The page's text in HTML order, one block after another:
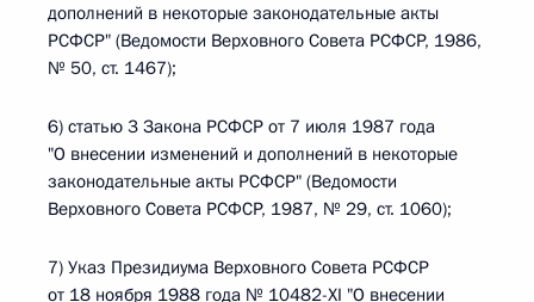
дополнений в некоторые законодательные акты
РСФСР" (Ведомости Верховного Совета РСФСР, 1986,
№ 50, ст. 1467);
6) статью 3 Закона РСФСР от 7 июля 1987 года
"О внесении изменений и дополнений в некоторые
законодательные акты РСФСР" (Ведомости
Верховного Совета РСФСР, 1987, № 29, ст. 1060);
7) Указ Президиума Верховного Совета РСФСР
от 18 ноября 1988 года № 10482-XI "О внесении